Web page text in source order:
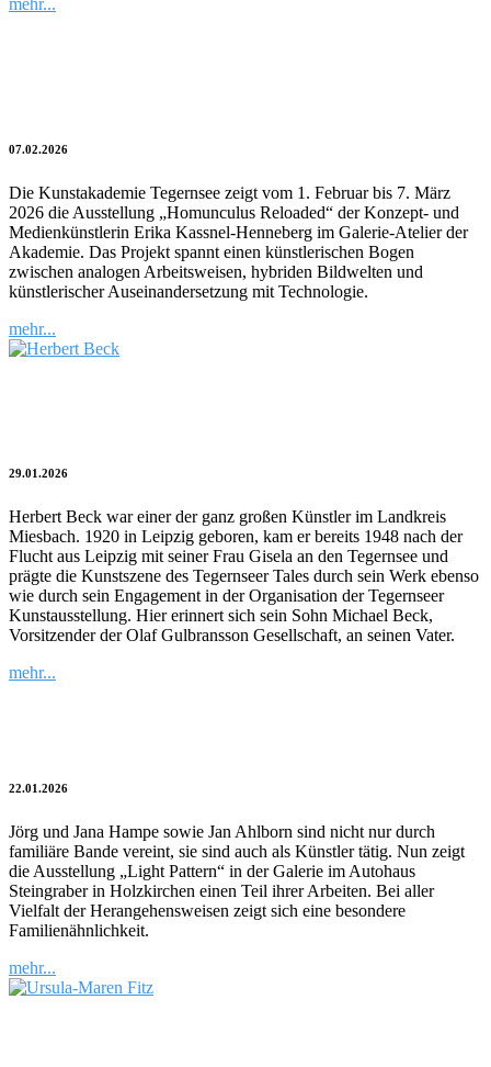
07.02.2026
Die Kunstakademie Tegernsee zeigt vom 1. Februar bis 7. März
2026 die Ausstellung „Homunculus Reloaded“ der Konzept- und
Medienkünstlerin Erika Kassnel-Henneberg im Galerie-Atelier der
Akademie. Das Projekt spannt einen künstlerischen Bogen
zwischen analogen Arbeitsweisen, hybriden Bildwelten und
künstlerischer Auseinandersetzung mit Technologie.
mehr...
29.01.2026
Herbert Beck war einer der ganz großen Künstler im Landkreis
Miesbach. 1920 in Leipzig geboren, kam er bereits 1948 nach der
Flucht aus Leipzig mit seiner Frau Gisela an den Tegernsee und
prägte die Kunstszene des Tegernseer Tales durch sein Werk ebenso
wie durch sein Engagement in der Organisation der Tegernseer
Kunstausstellung. Hier erinnert sich sein Sohn Michael Beck,
Vorsitzender der Olaf Gulbransson Gesellschaft, an seinen Vater.
mehr...
22.01.2026
Jörg und Jana Hampe sowie Jan Ahlborn sind nicht nur durch
familiäre Bande vereint, sie sind auch als Künstler tätig. Nun zeigt
die Ausstellung „Light Pattern“ in der Galerie im Autohaus
Steingraber in Holzkirchen einen Teil ihrer Arbeiten. Bei aller
Vielfalt der Herangehensweisen zeigt sich eine besondere
Familienähnlichkeit.
mehr...